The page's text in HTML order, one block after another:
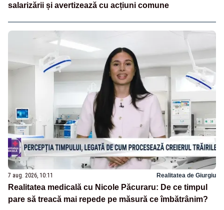
salarizării și avertizează cu acțiuni comune
7 aug. 2026, 10:11 Realitatea de Giurgiu
Realitatea medicală cu Nicole Păcuraru: De ce timpul
pare să treacă mai repede pe măsură ce îmbătrânim?